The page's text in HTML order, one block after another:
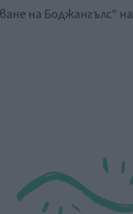
на Боджангълс“ на